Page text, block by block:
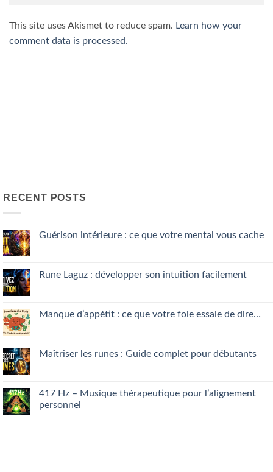
This site uses Akismet to reduce spam. Learn how your
comment data is processed.
RECENT POSTS
Guérison intérieure : ce que votre mental vous cache
Guérison
intérieure
votre
mental
Rune Laguz : développer son intuition facilement
Rune
Laguz
intuition
facilement
Manque d’appétit : ce que votre foie essaie de dire…
Manque
d’appétit
votre
foie
essaie
Maîtriser les runes : Guide complet pour débutants
Maîtriser
les
runes
417 Hz – Musique thérapeutique pour l’alignement
personnel